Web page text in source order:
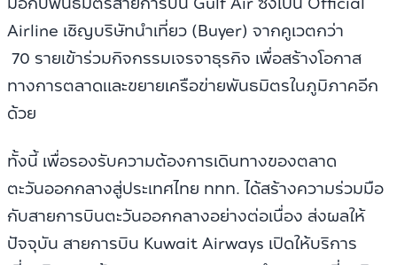
Airline เชิญบริษัทนำเที่ยว (Buyer) จากคูเวตกว่า
70 รายเข้าร่วมกิจกรรมเจรจาธุรกิจ เพื่อสร้างโอกาส
ทางการตลาดและขยายเครือข่ายพันธมิตรในภูมิภาคอีก
ด้วย
ทั้งนี้ เพื่อรองรับความต้องการเดินทางของตลาด
ตะวันออกกลางสู่ประเทศไทย ททท. ได้สร้างความร่วมมือ
กับสายการบินตะวันออกกลางอย่างต่อเนื่อง ส่งผลให้
ปัจจุบัน สายการบิน Kuwait Airways เปิดให้บริการ